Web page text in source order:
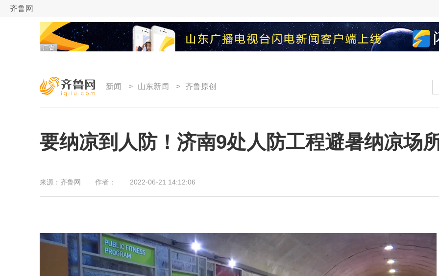
齐鲁网
新闻 > 山东新闻 > 齐鲁原创
要纳凉到人防！济南9处人防工程避暑纳凉场
来源： 齐鲁网 作者： 2022-06-21 14:12:06